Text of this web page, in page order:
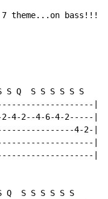
7 theme...on bass!!!
S Q  S S S S S S
|
2--4-6-4-2-----|
4-2-|
|
|
Q  S S S S S S